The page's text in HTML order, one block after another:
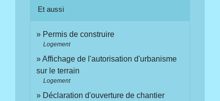
Et aussi
Permis de construire
Logement
Affichage de l'autorisation d'urbanisme
sur le terrain
Logement
Déclaration d'ouverture de chantier